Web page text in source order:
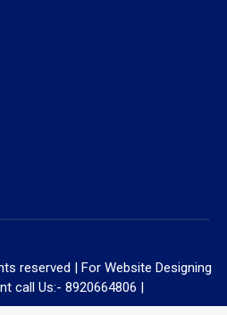
reserved | For Website Designing
call Us:- 8920664806 |